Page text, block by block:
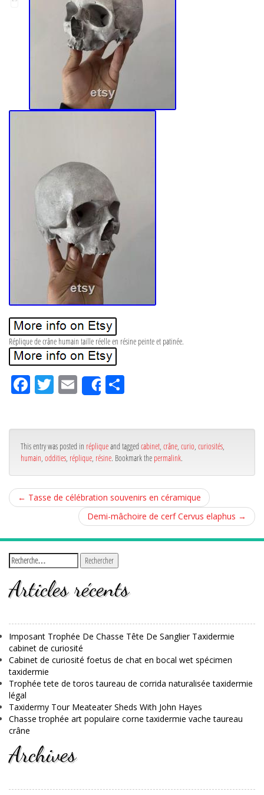
Réplique de crâne humain taille réelle en résine peinte et patinée.
Fa
ce
ok
Tw
itt
Em
ail
Share
r
This entry was posted in répliqueand tagged cabinet crâne curio curiosités
humain oddities réplique résine. Bookmark the permalink.
← Tasse de célébration souvenirs en céramique
Demi-mâchoire de cerf Cervus elaphus →
Articles récents
Imposant Trophée De Chasse Tête De Sanglier Taxidermie
cabinet de curiosité
Cabinet de curiosité foetus de chat en bocal wet spécimen
taxidermie
Trophée tete de toros taureau de corrida naturalisée taxidermie
légal
Taxidermy Tour Meateater Sheds With John Hayes
Chasse trophée art populaire corne taxidermie vache taureau
crâne
Archives